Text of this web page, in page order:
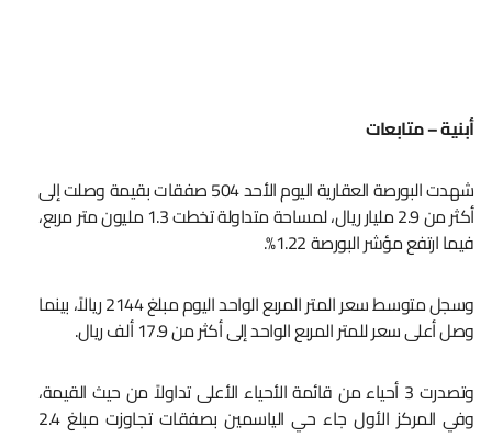
أبنية – متابعات
شهدت البورصة العقارية اليوم الأحد 504 صفقات بقيمة وصلت إلى
أكثر من 2.9 مليار ريال، لمساحة متداولة تخطت 1.3 مليون متر مربع،
فيما ارتفع مؤشر البورصة 1.22%.
وسجل متوسط سعر المتر المربع الواحد اليوم مبلغ 2144 ريالاً، بينما
وصل أعلى سعر للمتر المربع الواحد إلى أكثر من 17.9 ألف ريال.
وتصدرت 3 أحياء من قائمة الأحياء الأعلى تداولاً من حيث القيمة،
وفي المركز الأول جاء حي الياسمين بصفقات تجاوزت مبلغ 2.4